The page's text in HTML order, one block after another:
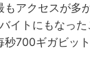
アクセスが多
イトにもなっ
秒700ギガビッ